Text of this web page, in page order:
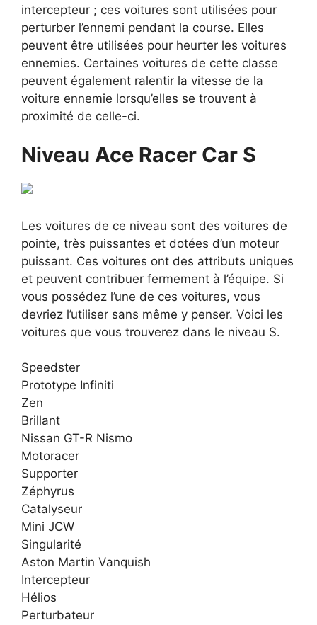
intercepteur ; ces voitures sont utilisées pour
perturber l’ennemi pendant la course. Elles
peuvent être utilisées pour heurter les voitures
ennemies. Certaines voitures de cette classe
peuvent également ralentir la vitesse de la
voiture ennemie lorsqu’elles se trouvent à
proximité de celle-ci.
Niveau Ace Racer Car S
Les voitures de ce niveau sont des voitures de
pointe, très puissantes et dotées d’un moteur
puissant. Ces voitures ont des attributs uniques
et peuvent contribuer fermement à l’équipe. Si
vous possédez l’une de ces voitures, vous
devriez l’utiliser sans même y penser. Voici les
voitures que vous trouverez dans le niveau S.
Speedster
Prototype Infiniti
Zen
Brillant
Nissan GT-R Nismo
Motoracer
Supporter
Zéphyrus
Catalyseur
Mini JCW
Singularité
Aston Martin Vanquish
Intercepteur
Hélios
Perturbateur